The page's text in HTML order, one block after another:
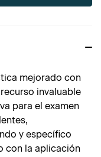
mejorado con
invaluable
para el examen
y específico
con la aplicación